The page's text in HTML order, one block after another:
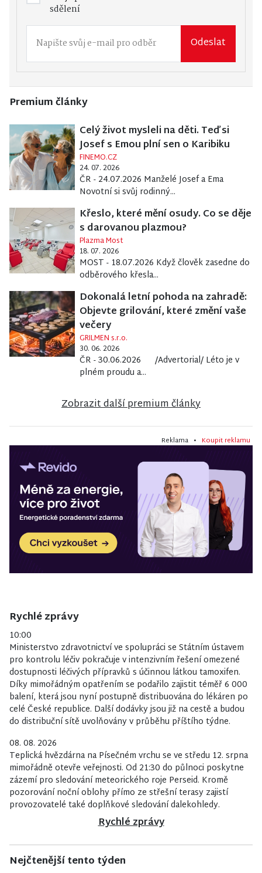
sdělení
Odeslat
Premium články
Celý život mysleli na děti. Teď si
Josef s Emou plní sen o Karibiku
FINEMO.CZ
24. 07. 2026
ČR - 24.07.2026 Manželé Josef a Ema
Novotní si svůj rodinný...
Křeslo, které mění osudy. Co se děje
s darovanou plazmou?
Plazma Most
18. 07. 2026
MOST - 18.07.2026 Když člověk zasedne do
odběrového křesla...
Dokonalá letní pohoda na zahradě:
Objevte grilování, které změní vaše
večery
GRILMEN s.r.o.
30. 06. 2026
ČR - 30.06.2026 /Advertorial/ Léto je v
plném proudu a...
Zobrazit další premium články
Reklama • Koupit reklamu
Rychlé zprávy
10:00
Ministerstvo zdravotnictví ve spolupráci se Státním ústavem
pro kontrolu léčiv pokračuje v intenzivním řešení omezené
dostupnosti léčivých přípravků s účinnou látkou tamoxifen.
Díky mimořádným opatřením se podařilo zajistit téměř 6 000
balení, která jsou nyní postupně distribuována do lékáren po
celé České republice. Další dodávky jsou již na cestě a budou
do distribuční sítě uvolňovány v průběhu příštího týdne.
08. 08. 2026
Teplická hvězdárna na Písečném vrchu se ve středu 12. srpna
mimořádně otevře veřejnosti. Od 21:30 do půlnoci poskytne
zázemí pro sledování meteorického roje Perseid. Kromě
pozorování noční oblohy přímo ze střešní terasy zajistí
provozovatelé také doplňkové sledování dalekohledy.
Rychlé zprávy
Nejčtenější tento týden